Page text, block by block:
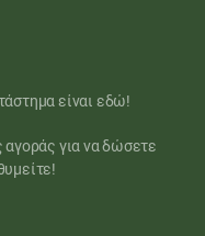
είναι εδώ!
αγοράς για να δώσετε